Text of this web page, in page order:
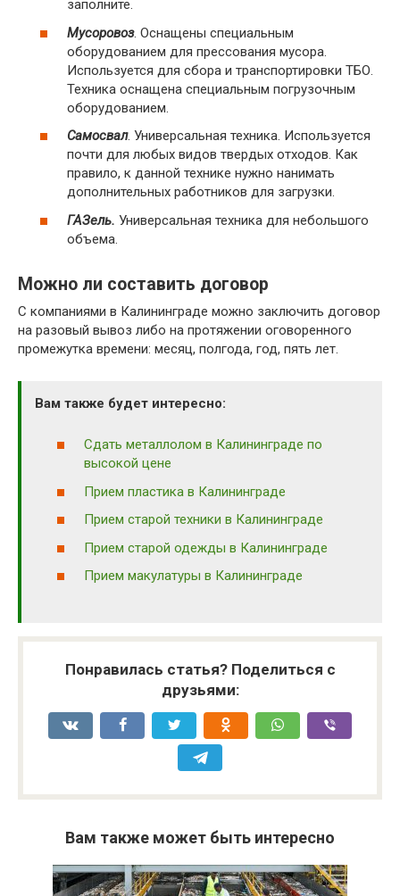
заполните.
Мусоровоз. Оснащены специальным
оборудованием для прессования мусора.
Используется для сбора и транспортировки ТБО.
Техника оснащена специальным погрузочным
оборудованием.
Самосвал. Универсальная техника. Используется
почти для любых видов твердых отходов. Как
правило, к данной технике нужно нанимать
дополнительных работников для загрузки.
ГАЗель. Универсальная техника для небольшого
объема.
Можно ли составить договор
С компаниями в Калининграде можно заключить договор
на разовый вывоз либо на протяжении оговоренного
промежутка времени: месяц, полгода, год, пять лет.
Вам также будет интересно:
Сдать металлолом в Калининграде по
высокой цене
Прием пластика в Калининграде
Прием старой техники в Калининграде
Прием старой одежды в Калининграде
Прием макулатуры в Калининграде
Понравилась статья? Поделиться с
друзьями:
Вам также может быть интересно